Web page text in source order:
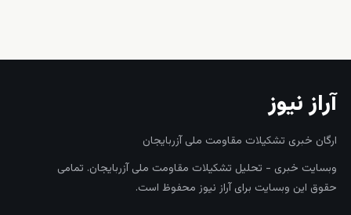
آراز نیوز
ارگان خبری تشکیلات مقاومت ملی آزربایجان
وبسایت خبری - تحلیل تشکیلات مقاومت ملی آزربایجان. تمامی
حقوق این وبسایت برای آراز نیوز محفوظ است.